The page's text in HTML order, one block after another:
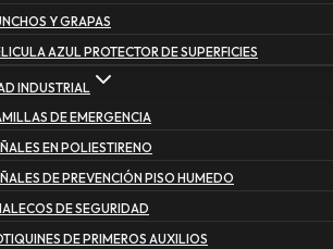
Y GRAPAS
AZUL PROTECTOR DE SUPERFICIES
INDUSTRIAL
DE EMERGENCIA
EN POLIESTIRENO
DE PREVENCIÓN PISO HUMEDO
DE SEGURIDAD
DE PRIMEROS AUXILIOS